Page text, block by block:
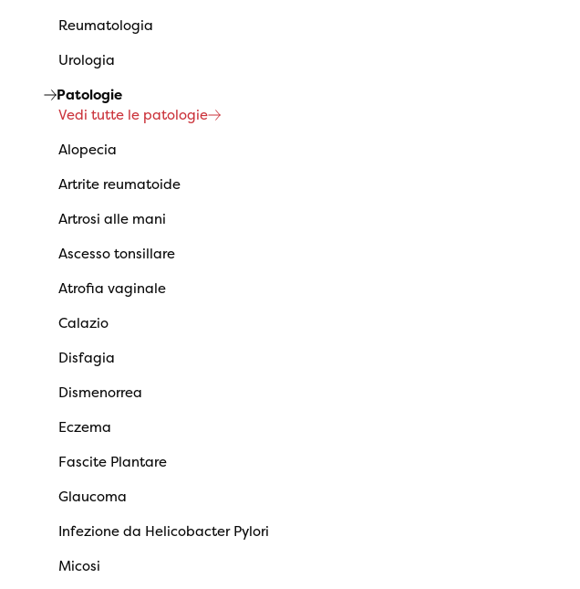
Reumatologia
Urologia
Patologie
Vedi tutte le patologie
Alopecia
Artrite reumatoide
Artrosi alle mani
Ascesso tonsillare
Atrofia vaginale
Calazio
Disfagia
Dismenorrea
Eczema
Fascite Plantare
Glaucoma
Infezione da Helicobacter Pylori
Micosi